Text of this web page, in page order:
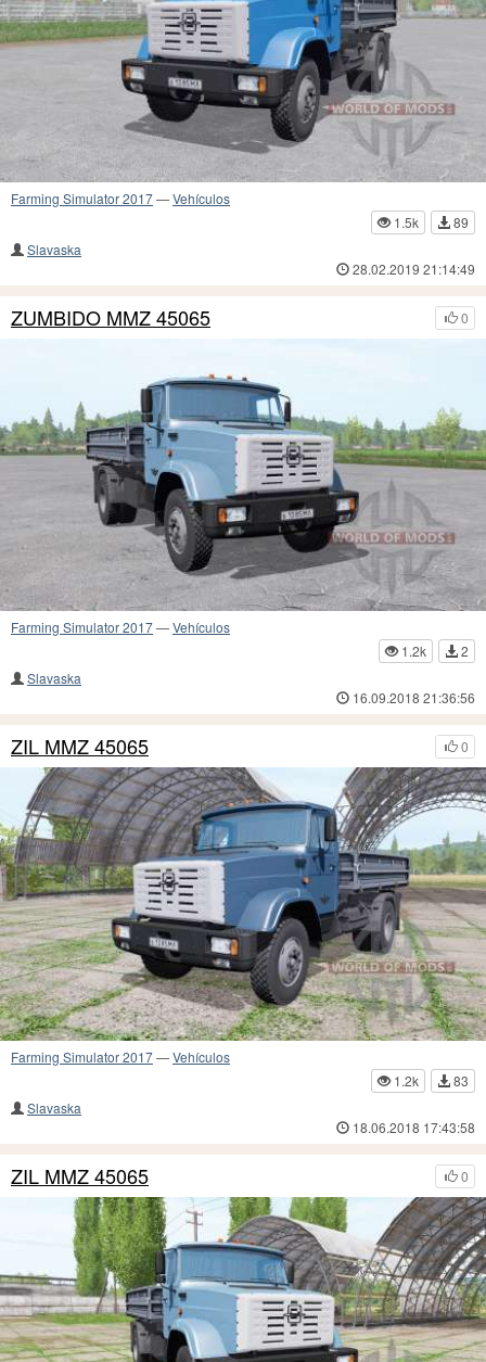
Farming Simulator 2017—Vehículos
1.5k
89
Slavaska
28.02.2019 21:14:49
0
ZUMBIDO MMZ 45065
Farming Simulator 2017—Vehículos
1.2k
2
Slavaska
16.09.2018 21:36:56
0
ZIL MMZ 45065
Farming Simulator 2017—Vehículos
1.2k
83
Slavaska
18.06.2018 17:43:58
0
ZIL MMZ 45065